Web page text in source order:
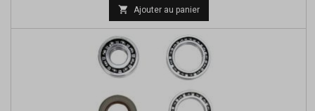
base
 Ajouter au panier